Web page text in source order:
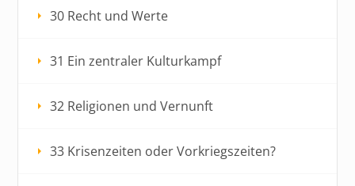
30 Recht und Werte
31 Ein zentraler Kulturkampf
32 Religionen und Vernunft
33 Krisenzeiten oder Vorkriegszeiten?